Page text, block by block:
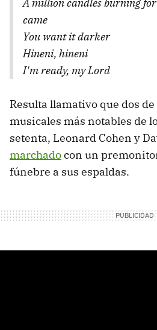
came
You want it darker
Hineni, hineni
I'm ready, my Lord
Resulta llamativo que dos
musicales más notables de
setenta, Leonard Cohen y
marchadocon un
fúnebre a sus espaldas.